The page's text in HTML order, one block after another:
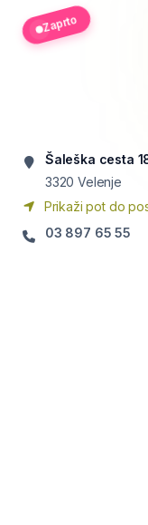
Zaprto
Šaleška cesta
3320 Velenje
Prikaži pot do
03 897 65 55